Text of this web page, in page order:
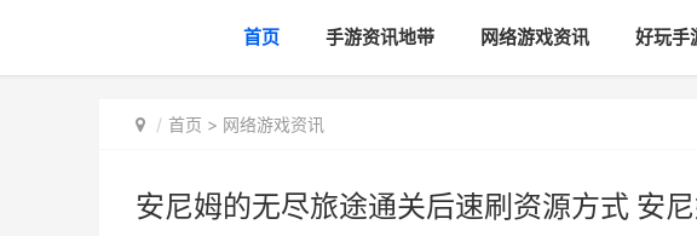
首页 手游资讯地带 网络游戏资讯 好玩手
首页 > 网络游戏资讯
安尼姆的无尽旅途通关后速刷资源方式 安